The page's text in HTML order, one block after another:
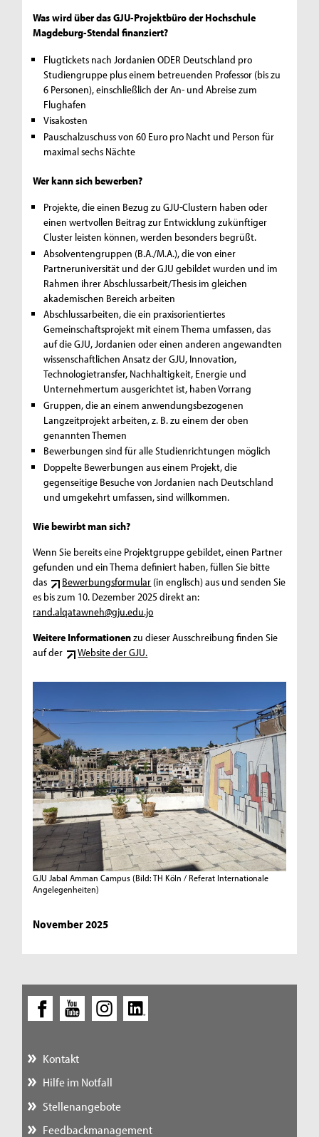
Was wird über das GJU-Projektbüro der Hochschule
Magdeburg-Stendal finanziert?
Flugtickets nach Jordanien ODER Deutschland pro
Studiengruppe plus einem betreuenden Professor (bis zu
6 Personen), einschließlich der An- und Abreise zum
Flughafen
Visakosten
Pauschalzuschuss von 60 Euro pro Nacht und Person für
maximal sechs Nächte
Wer kann sich bewerben?
Projekte, die einen Bezug zu GJU-Clustern haben oder
einen wertvollen Beitrag zur Entwicklung zukünftiger
Cluster leisten können, werden besonders begrüßt.
Absolventengruppen (B.A./M.A.), die von einer
Partneruniversität und der GJU gebildet wurden und im
Rahmen ihrer Abschlussarbeit/Thesis im gleichen
akademischen Bereich arbeiten
Abschlussarbeiten, die ein praxisorientiertes
Gemeinschaftsprojekt mit einem Thema umfassen, das
auf die GJU, Jordanien oder einen anderen angewandten
wissenschaftlichen Ansatz der GJU, Innovation,
Technologietransfer, Nachhaltigkeit, Energie und
Unternehmertum ausgerichtet ist, haben Vorrang
Gruppen, die an einem anwendungsbezogenen
Langzeitprojekt arbeiten, z. B. zu einem der oben
genannten Themen
Bewerbungen sind für alle Studienrichtungen möglich
Doppelte Bewerbungen aus einem Projekt, die
gegenseitige Besuche von Jordanien nach Deutschland
und umgekehrt umfassen, sind willkommen.
Wie bewirbt man sich?
Wenn Sie bereits eine Projektgruppe gebildet, einen Partner
gefunden und ein Thema definiert haben, füllen Sie bitte
das
Bewerbungsformular (in englisch) aus und senden Sie
es bis zum 10. Dezember 2025 direkt an:
rand.alqatawneh@gju.edu.jo
Weitere Informationenzu dieser Ausschreibung finden Sie
auf der
Website der GJU.
GJU Jabal Amman Campus (Bild: TH Köln / Referat Internationale
Angelegenheiten)
November 2025
Kontakt
Hilfe im Notfall
Stellenangebote
Feedbackmanagement